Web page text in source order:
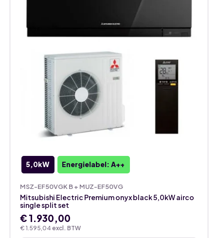
5,0kW Energielabel: A++
MSZ-EF50VGK B + MUZ-EF50VG
€ 1.595,04 excl. BTW
Mitsubishi Electric Premium onyx black 5,0kW airco
single split set
€ 1.930,00